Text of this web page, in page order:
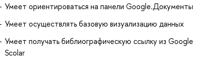
Умеет ориентироваться на панели Google.Документы
Умеет осуществлять базовую визуализацию данных
Умеет получать библиографическую ссылку из Google
Scolar